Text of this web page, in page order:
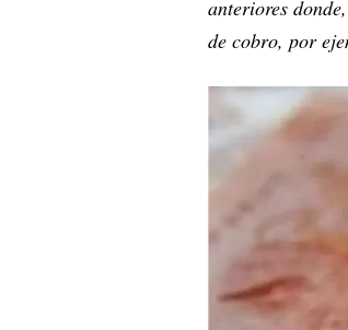
anteriores
de cobro, por